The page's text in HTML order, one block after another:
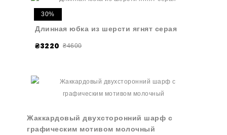
30%
Длинная юбка из шерсти ягнят серая
₴3220 ₴4600
Жаккардовый двухсторонний шарф с
графическим мотивом молочный